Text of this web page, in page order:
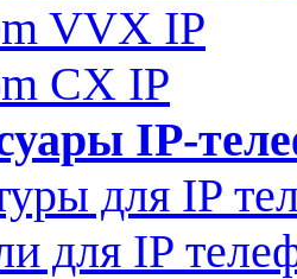
VVX IP
CX IP
IP-
для IP
для IP